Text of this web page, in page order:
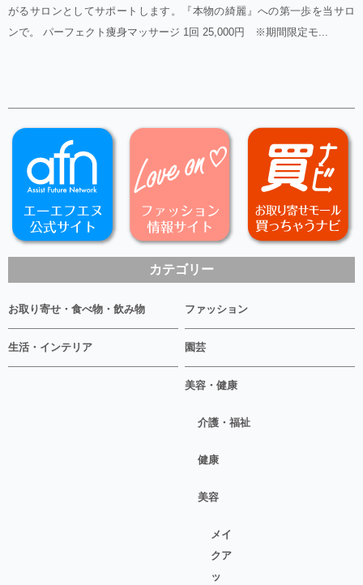
カテゴリー
お取り寄せ・食べ物・飲み物 ファッション
生活・インテリア 園芸
美容・健康
介護・福祉
健康
美容
メイ
クア
ッ
がるサロンとしてサポートします。『本物の綺麗』への第一歩を当サロ
ンで。 パーフェクト痩身マッサージ 1回 25,000円 ※期間限定モ...